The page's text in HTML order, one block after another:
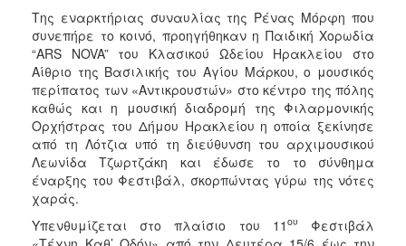
Της εναρκτήριας συναυλίας της Ρένας Μόρφη που
συνεπήρε το κοινό, προηγήθηκαν η Παιδική Χορωδία
“ARS NOVA” του Κλασικού Ωδείου Ηρακλείου στο
Αίθριο της Βασιλικής του Αγίου Μάρκου, ο μουσικός
περίπατος των «Αντικρουστών» στο κέντρο της πόλης
καθώς και η μουσική διαδρομή της Φιλαρμονικής
Ορχήστρας του Δήμου Ηρακλείου η οποία ξεκίνησε
από τη Λότζια υπό τη διεύθυνση του αρχιμουσικού
Λεωνίδα Τζωρτζάκη και έδωσε το το σύνθημα
έναρξης του Φεστιβάλ, σκορπώντας γύρω της νότες
χαράς.
Υπενθυμίζεται στο πλαίσιο του 11 ου
Φεστιβάλ